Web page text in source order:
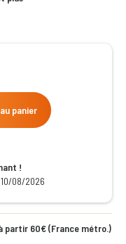
panier
!
08/2026
partir 60€ (France métro.)